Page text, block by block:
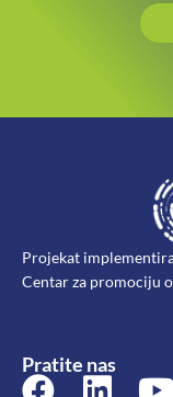
Projekat
Centar za promociju
Pratite nas